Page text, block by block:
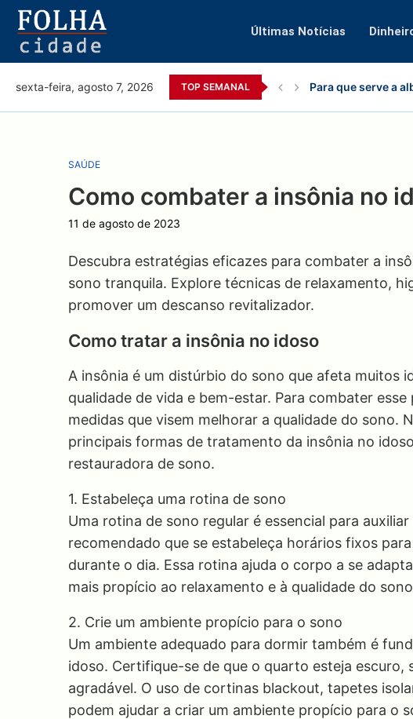
Últimas Notícias
sexta-feira, agosto 7, 2026 TOP SEMANAL Para que serve a
SAÚDE
Como combater a insônia no
11 de agosto de 2023
Descubra estratégias eficazes para combater a
sono tranquila. Explore técnicas de relaxamento,
promover um descanso revitalizador.
Como tratar a insônia no idoso
A insônia é um distúrbio do sono que afeta muitos
qualidade de vida e bem-estar. Para combater
medidas que visem melhorar a qualidade do sono.
principais formas de tratamento da insônia no
restauradora de sono.
1. Estabeleça uma rotina de sono
Uma rotina de sono regular é essencial para
recomendado que se estabeleça horários fixos
durante o dia. Essa rotina ajuda o corpo a se
mais propício ao relaxamento e à qualidade do
2. Crie um ambiente propício para o sono
Um ambiente adequado para dormir também é
idoso. Certifique-se de que o quarto esteja escuro,
agradável. O uso de cortinas blackout, tapetes
podem ajudar a criar um ambiente propício para o